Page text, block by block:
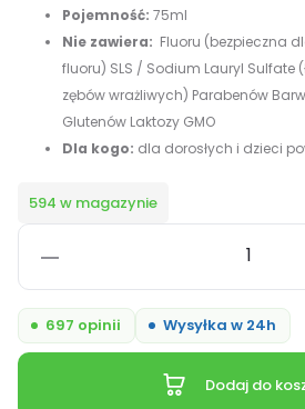
Pojemność: 75ml
Nie zawiera: Fluoru (bezpieczna
fluoru) SLS / Sodium Lauryl Sulfate
zębów wrażliwych) Parabenów
Glutenów Laktozy GMO
Dla kogo: dla dorosłych i dzieci
594 w magazynie
697 opinii Wysyłka w 24h
PLUS
Sensitive
Dodaj do